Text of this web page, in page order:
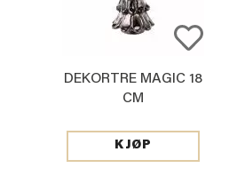
DEKORTRE MAGIC 18
CM
KJØP